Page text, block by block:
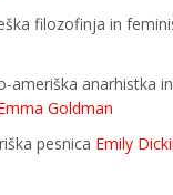
filozofinja in
ameriška anarhistka
Goldman
pesnica Emily